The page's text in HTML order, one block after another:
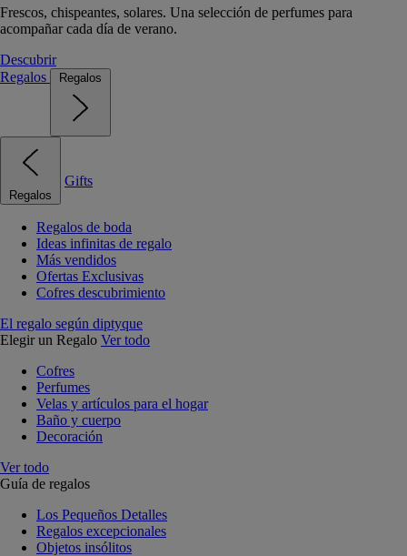
Frescos, chispeantes, solares. Una selección de perfumes para
acompañar cada día de verano.
Descubrir
Regalos
Regalos
Regalos
Gifts
Regalos de boda
Ideas infinitas de regalo
Más vendidos
Ofertas Exclusivas
Cofres descubrimiento
El regalo según diptyque
Elegir un Regalo Ver todo
Cofres
Perfumes
Velas y artículos para el hogar
Baño y cuerpo
Decoración
Ver todo
Guía de regalos
Los Pequeños Detalles
Regalos excepcionales
Objetos insólitos